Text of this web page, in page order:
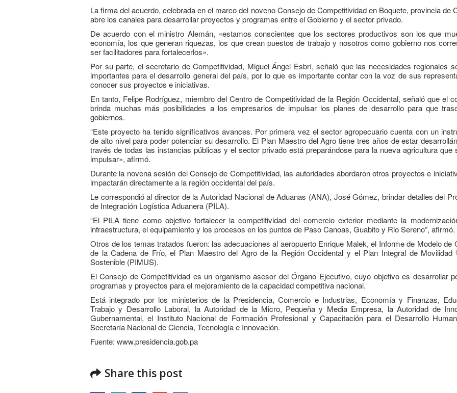
La firma del acuerdo, celebrada en el marco del noveno Consejo de Competitividad en Boquete, provincia de
abre los canales para desarrollar proyectos y programas entre el Gobierno y el sector privado.
De acuerdo con el ministro Alemán, «estamos conscientes que los sectores productivos son los que
economía, los que generan riquezas, los que crean puestos de trabajo y nosotros como gobierno nos
ser facilitadores para fortalecerlos».
Por su parte, el secretario de Competitividad, Miguel Ángel Esbrí, señaló que las necesidades regionales
importantes para el desarrollo general del país, por lo que es importante contar con la voz de sus
conocer sus proyectos e iniciativas.
En tanto, Felipe Rodríguez, miembro del Centro de Competitividad de la Región Occidental, señaló que el
brinda muchas más posibilidades a los empresarios de impulsar los planes de desarrollo para que
gobiernos.
“Este proyecto ha tenido significativos avances. Por primera vez el sector agropecuario cuenta con un
de alto nivel para poder potenciar su desarrollo. El Plan Maestro del Agro tiene tres años de estar
través de todas las instancias públicas y el sector privado está preparándose para la nueva agricultura que
impulsar», afirmó.
Durante la novena sesión del Consejo de Competitividad, las autoridades abordaron otros proyectos e
impactarán directamente a la región occidental del país.
Le correspondió al director de la Autoridad Nacional de Aduanas (ANA), José Gómez, brindar detalles del
de Integración Logística Aduanera (PILA).
“El PILA tiene como objetivo fortalecer la competitividad del comercio exterior mediante la
infraestructura, el equipamiento y los procesos en los puntos de Paso Canoas, Guabito y Rio Sereno”, afirmó.
Otros de los temas tratados fueron: las adecuaciones al aeropuerto Enrique Malek, el Informe de Modelo de
de la Cadena de Frío, el Plan Maestro del Agro de la Región Occidental y el Plan Integral de Movilidad
Sostenible (PIMUS).
El Consejo de Competitividad es un organismo asesor del Órgano Ejecutivo, cuyo objetivo es desarrollar
programas y proyectos para el mejoramiento de la capacidad competitiva nacional.
Está integrado por los ministerios de la Presidencia, Comercio e Industrias, Economía y Finanzas,
Trabajo y Desarrollo Laboral, la Autoridad de la Micro, Pequeña y Media Empresa, la Autoridad de
Gubernamental, el Instituto Nacional de Formación Profesional y Capacitación para el Desarrollo
Secretaría Nacional de Ciencia, Tecnología e Innovación.
Fuente: www.presidencia.gob.pa
Share this post
Boletín Informativo No.1 –
Soluciones Integrales
13 junio, 2025
MEF fortalece la
integración de perspectivas
Estratégico de Gobierno 2025-2029
27 diciembre, 2024
Presentación de Avances
del proyecto Soluciones
Integrales de Acceso
Universal a la Energía
la Estrategia para Impulsar
el Tren Panamá – CECOM
RO
19 octubre, 2024
CECOMRO se reúne con el
presidente José Raúl Mulino
6 septiembre, 2024
Encuentro de Líderes y
Lideresas para
Fortalecimiento Integral de
Soluciones Integrales
13 junio, 2025
MEF fortalece la
Estratégico de Gobierno
27 diciembre, 2024
Presentación de
del proyecto